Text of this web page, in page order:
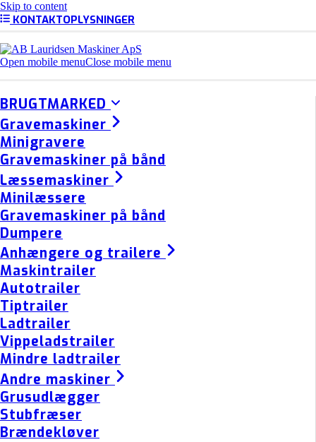
Skip to content
KONTAKTOPLYSNINGER
Open mobile menuClose mobile menu
BRUGTMARKED
Gravemaskiner
Minigravere
Gravemaskiner på bånd
Læssemaskiner
Minilæssere
Gravemaskiner på bånd
Dumpere
Anhængere og trailere
Maskintrailer
Autotrailer
Tiptrailer
Ladtrailer
Vippeladstrailer
Mindre ladtrailer
Andre maskiner
Grusudlægger
Stubfræser
Brændekløver